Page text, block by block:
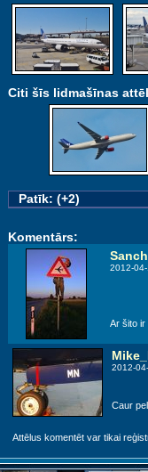
Citi šīs lidmašīnas
Patīk: (+2)
Komentārs:
2012-
Ar šito ir
2012-
Caur
Attēlus komentēt var tikai